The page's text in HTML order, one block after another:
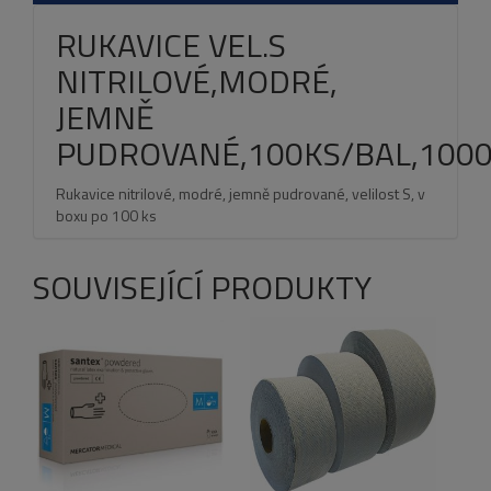
RUKAVICE VEL.S
NITRILOVÉ,MODRÉ,
JEMNĚ
PUDROVANÉ,100KS/
Rukavice nitrilové, modré, jemně pudrované, velilost S, v
boxu po 100 ks
SOUVISEJÍCÍ PRODUKTY